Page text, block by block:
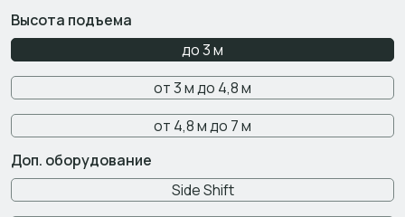
Высота подъема
до 3 м
от 3 м до 4,8 м
от 4,8 м до 7 м
Доп. оборудование
Side Shift